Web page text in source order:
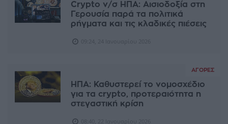
Crypto ν/σ ΗΠΑ: Αισιοδοξία στη
Γερουσία παρά τα πολιτικά
ρήγματα και τις κλαδικές πιέσεις
ΑΓΟΡΈΣ
ΗΠΑ: Καθυστερεί το νομοσχέδιο
για τα crypto, προτεραιότητα η
στεγαστική κρίση